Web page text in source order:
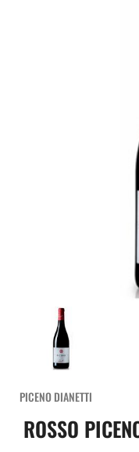
PICENO DIANETTI
ROSSO